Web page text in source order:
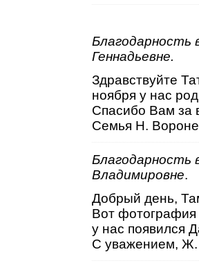
Благодарность
Геннадьевне.
Здравствуйте
ноября у нас
Спасибо Вам за
Семья Н.
Благодарность
Владимировне.
Добрый день,
Вот
у нас появился
С уважением,